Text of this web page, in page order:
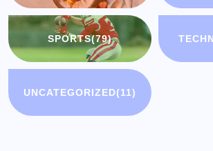
SPORTS(79)
UNCATEGORIZED(11)